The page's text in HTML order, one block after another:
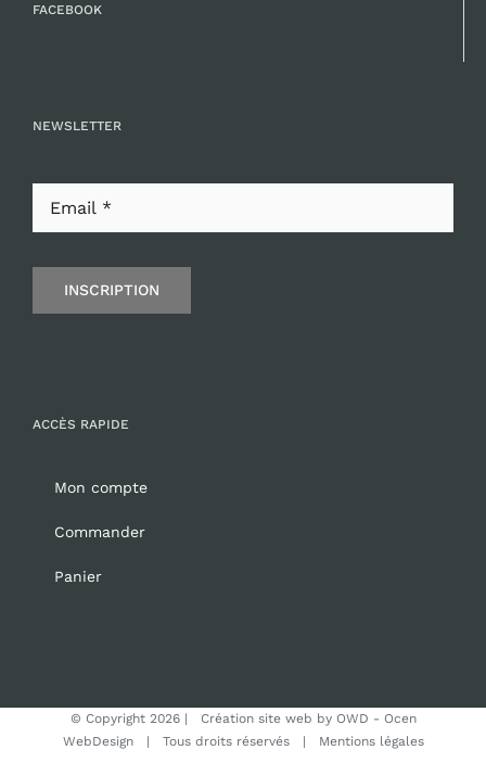
FACEBOOK
NEWSLETTER
INSCRIPTION
ACCÈS RAPIDE
Mon compte
Commander
Panier
© Copyright 2026 | Création site web by OWD - Ocen
WebDesign| Tous droits réservés | Mentions légales